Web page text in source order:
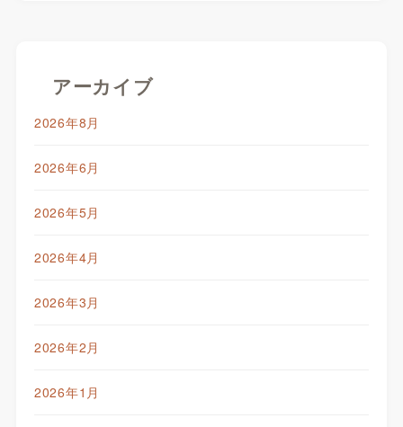
アーカイブ
2026年8月
2026年6月
2026年5月
2026年4月
2026年3月
2026年2月
2026年1月